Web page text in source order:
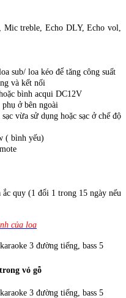
treble, Echo DLY, Echo vol,
sub/ loa kéo để tăng công suất
và kết nối
bình acqui DC12V
ở bên ngoài
vừa sử dụng hoặc sạc ở chế độ
( bình yếu)
quy (1 đổi 1 trong 15 ngày nếu
của loa
vỏ gỗ